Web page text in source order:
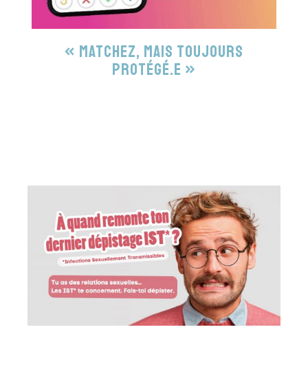
« Matchez, mais toujours
protégé.e »